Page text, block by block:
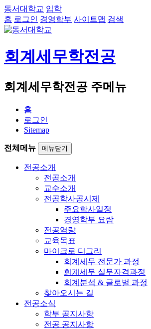
동서대학교 입학
홈 로그인 경영학부 사이트맵 검색
회계세무학전공
회계세무학전공 주메뉴
홈
로그인
Sitemap
전체메뉴 메뉴닫기
전공소개
전공소개
교수소개
전공학사공시제
주요학사일정
경영학부 요람
전공역량
교육목표
마이크로 디그리
회계세무 전문가 과정
회계세무 실무자격과정
회계분석 & 글로벌 과정
찾아오시는 길
전공소식
학부 공지사항
전공 공지사항